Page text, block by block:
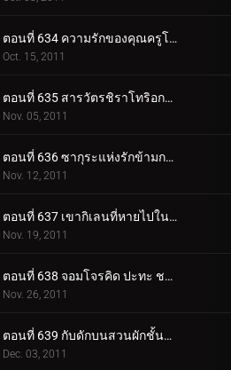
ตอนที่ 634 ความรักของคุณครูโคบายาชิ
Oct. 15, 2011
ตอนที่ 635 สารวัตรชิราโทริอกหัก
Nov. 05, 2011
ตอนที่ 636 ซากุระแห่งรักข้ามกาลเวลา
Nov. 12, 2011
ตอนที่ 637 เขากิเลนที่หายไปในความมืด
Nov. 19, 2011
ตอนที่ 638 จอมโจรคิด ปะทะ ชมรมนักสืบเยาวชน
Nov. 26, 2011
ตอนที่ 639 กับดักบนสวนผักชั้นดาดฟ้า
Dec. 03, 2011